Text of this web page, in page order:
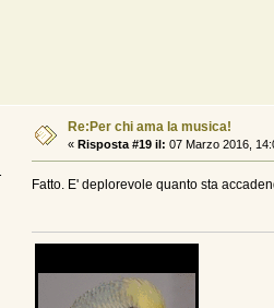
Re:Per chi ama la musica!
« Risposta #19 il: 07 Marzo 2016,
Fatto. E' deplorevole quanto sta